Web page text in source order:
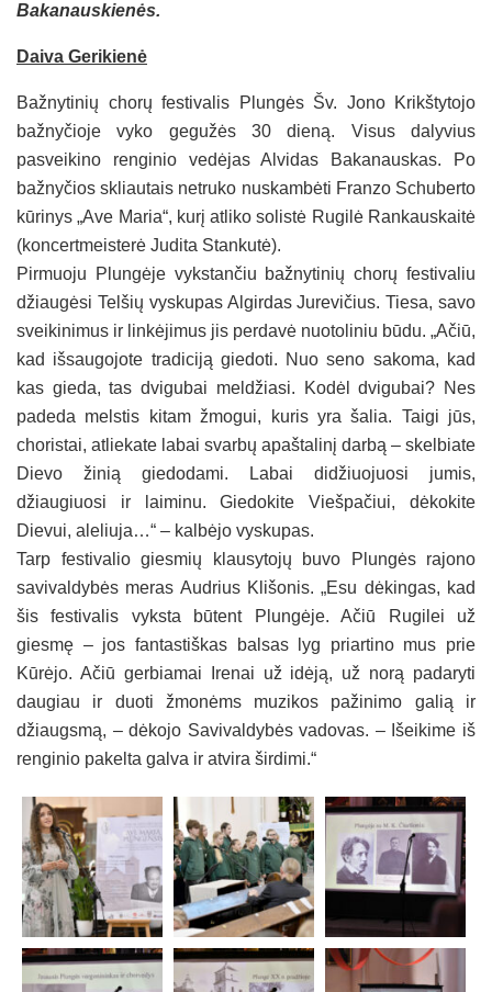
Bakanauskienės.
Daiva Gerikienė
Bažnytinių chorų festivalis Plungės Šv. Jono Krikštytojo
bažnyčioje vyko gegužės 30 dieną. Visus dalyvius
pasveikino renginio vedėjas Alvidas Bakanauskas. Po
bažnyčios skliautais netruko nuskambėti Franzo Schuberto
kūrinys „Ave Maria“, kurį atliko solistė Rugilė Rankauskaitė
(koncertmeisterė Judita Stankutė).
Pirmuoju Plungėje vykstančiu bažnytinių chorų festivaliu
džiaugėsi Telšių vyskupas Algirdas Jurevičius. Tiesa, savo
sveikinimus ir linkėjimus jis perdavė nuotoliniu būdu. „Ačiū,
kad išsaugojote tradiciją giedoti. Nuo seno sakoma, kad
kas gieda, tas dvigubai meldžiasi. Kodėl dvigubai? Nes
padeda melstis kitam žmogui, kuris yra šalia. Taigi jūs,
choristai, atliekate labai svarbų apaštalinį darbą – skelbiate
Dievo žinią giedodami. Labai didžiuojuosi jumis,
džiaugiuosi ir laiminu. Giedokite Viešpačiui, dėkokite
Dievui, aleliuja…“ – kalbėjo vyskupas.
Tarp festivalio giesmių klausytojų buvo Plungės rajono
savivaldybės meras Audrius Klišonis. „Esu dėkingas, kad
šis festivalis vyksta būtent Plungėje. Ačiū Rugilei už
giesmę – jos fantastiškas balsas lyg priartino mus prie
Kūrėjo. Ačiū gerbiamai Irenai už idėją, už norą padaryti
daugiau ir duoti žmonėms muzikos pažinimo galią ir
džiaugsmą, – dėkojo Savivaldybės vadovas. – Išeikime iš
renginio pakelta galva ir atvira širdimi.“